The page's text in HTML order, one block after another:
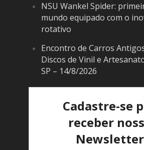
NSU Wankel Spider:
mundo equipado com o
rotativo
Encontro de Carros
Discos de Vinil e
SP – 14/8/2026